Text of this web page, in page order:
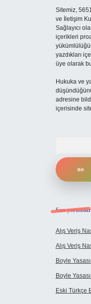
Sitemiz,
ve İletişim
Sağlayıcı
içerikleri
yazdıkları
üye olarak
Hukuka ve
adresine
içerisinde
Son yorumlar
Alış Veriş
Alış Veriş
Boyle
Boyle
Eski Türkçe